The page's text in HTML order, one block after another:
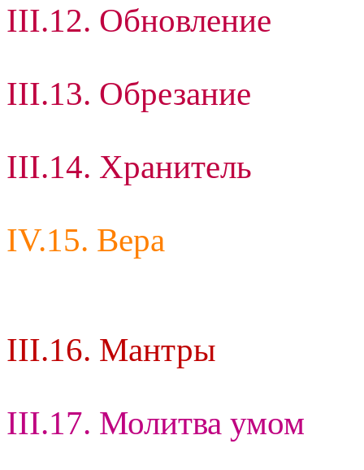
III.12. Обновление
III.13. Обрезание
III.14. Хранитель
IV.15. Вера
III.16. Мантры
III.17. Молитва умом